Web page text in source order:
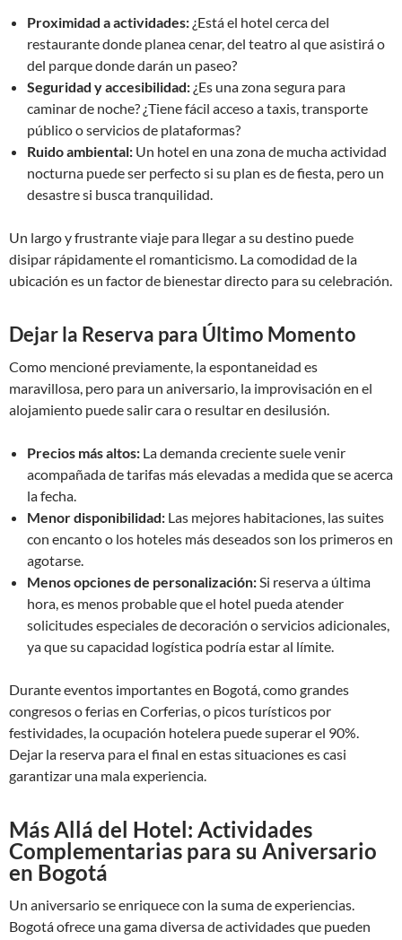
Proximidad a actividades: ¿Está el hotel cerca del
restaurante donde planea cenar, del teatro al que asistirá o
del parque donde darán un paseo?
Seguridad y accesibilidad: ¿Es una zona segura para
caminar de noche? ¿Tiene fácil acceso a taxis, transporte
público o servicios de plataformas?
Ruido ambiental: Un hotel en una zona de mucha actividad
nocturna puede ser perfecto si su plan es de fiesta, pero un
desastre si busca tranquilidad.
Un largo y frustrante viaje para llegar a su destino puede
disipar rápidamente el romanticismo. La comodidad de la
ubicación es un factor de bienestar directo para su celebración.
Dejar la Reserva para Último Momento
Como mencioné previamente, la espontaneidad es
maravillosa, pero para un aniversario, la improvisación en el
alojamiento puede salir cara o resultar en desilusión.
Precios más altos: La demanda creciente suele venir
acompañada de tarifas más elevadas a medida que se acerca
la fecha.
Menor disponibilidad: Las mejores habitaciones, las suites
con encanto o los hoteles más deseados son los primeros en
agotarse.
Menos opciones de personalización:Si reserva a última
hora, es menos probable que el hotel pueda atender
solicitudes especiales de decoración o servicios adicionales,
ya que su capacidad logística podría estar al límite.
Durante eventos importantes en Bogotá, como grandes
congresos o ferias en Corferias, o picos turísticos por
festividades, la ocupación hotelera puede superar el 90%.
Dejar la reserva para el final en estas situaciones es casi
garantizar una mala experiencia.
Más Allá del Hotel: Actividades
Complementarias para su Aniversario
en Bogotá
Un aniversario se enriquece con la suma de experiencias.
Bogotá ofrece una gama diversa de actividades que pueden